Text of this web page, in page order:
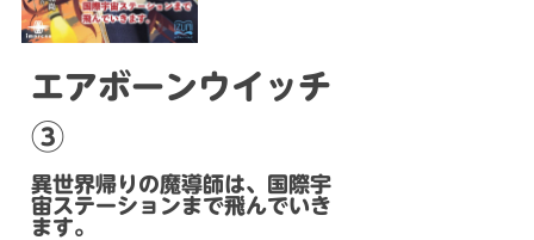
エアボーンウイッチ
③
異世界帰りの魔導師は、国際宇
宙ステーションまで飛んでいき
ます。